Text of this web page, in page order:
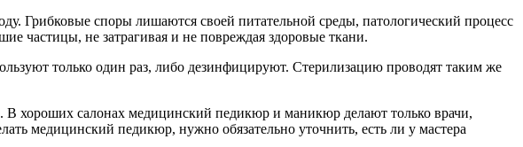
Грибковые споры лишаются своей питательной среды, патологический процесс
частицы, не затрагивая и не повреждая здоровые ткани.
только один раз, либо дезинфицируют. Стерилизацию проводят таким же
хороших салонах медицинский педикюр и маникюр делают только врачи,
медицинский педикюр, нужно обязательно уточнить, есть ли у мастера